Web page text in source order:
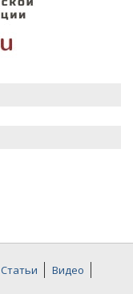
Статьи
Видео